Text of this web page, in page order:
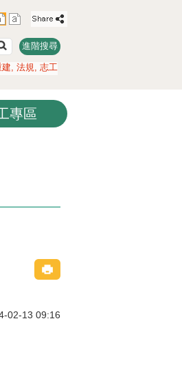
進階搜尋
法規 志工
專區
02-13 09:16